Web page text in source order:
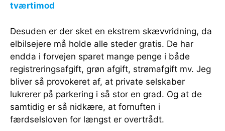
tværtimod
Desuden er der sket en ekstrem skævvridning, da
elbilsejere må holde alle steder gratis. De har
endda i forvejen sparet mange penge i både
registreringsafgift, grøn afgift, strømafgift mv. Jeg
bliver så provokeret af, at private selskaber
lukrerer på parkering i så stor en grad. Og at de
samtidig er så nidkære, at fornuften i
færdselsloven for længst er overtrådt.